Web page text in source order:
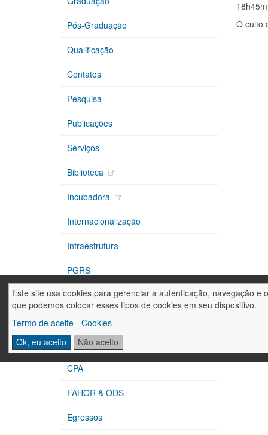
Este site usa cookies para gerenciar a autenticação, navegação
que podemos colocar esses tipos de cookies em seu dispositivo.
Termo de aceite - Cookies
Ok, eu aceito
Não aceito
O culto
Pós-Graduação
Qualificação
Contatos
Pesquisa
Publicações
Serviços
Biblioteca
Incubadora
Internacionalização
Infraestrutura
PGRS
CIPA
Extensão
Núcleos de Apoio
CPA
FAHOR & ODS
Egressos